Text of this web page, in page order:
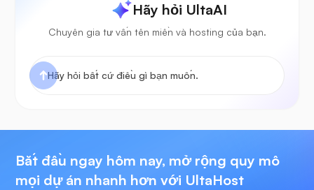
Hãy hỏi UltaAI
Chuyên gia tư vấn tên miền và hosting của bạn.
Bắt đầu ngay hôm nay, mở rộng quy mô
mọi dự án nhanh hơn với UltaHost